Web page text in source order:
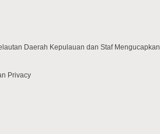
Daerah Kepulauan dan Staf Mengucapkan
Privacy